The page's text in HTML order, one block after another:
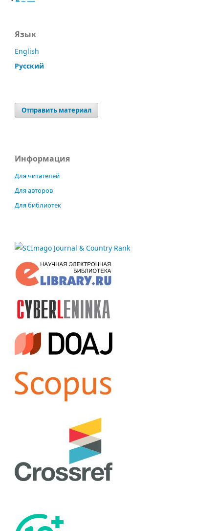
Язык
English
Русский
Отправить материал
Информация
Для читателей
Для авторов
Для библиотек